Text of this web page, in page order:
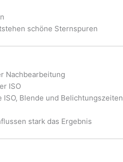
schöne Sternspuren
Nachbearbeitung
ISO
ISO, Blende und Belichtungszeiten
stark das Ergebnis